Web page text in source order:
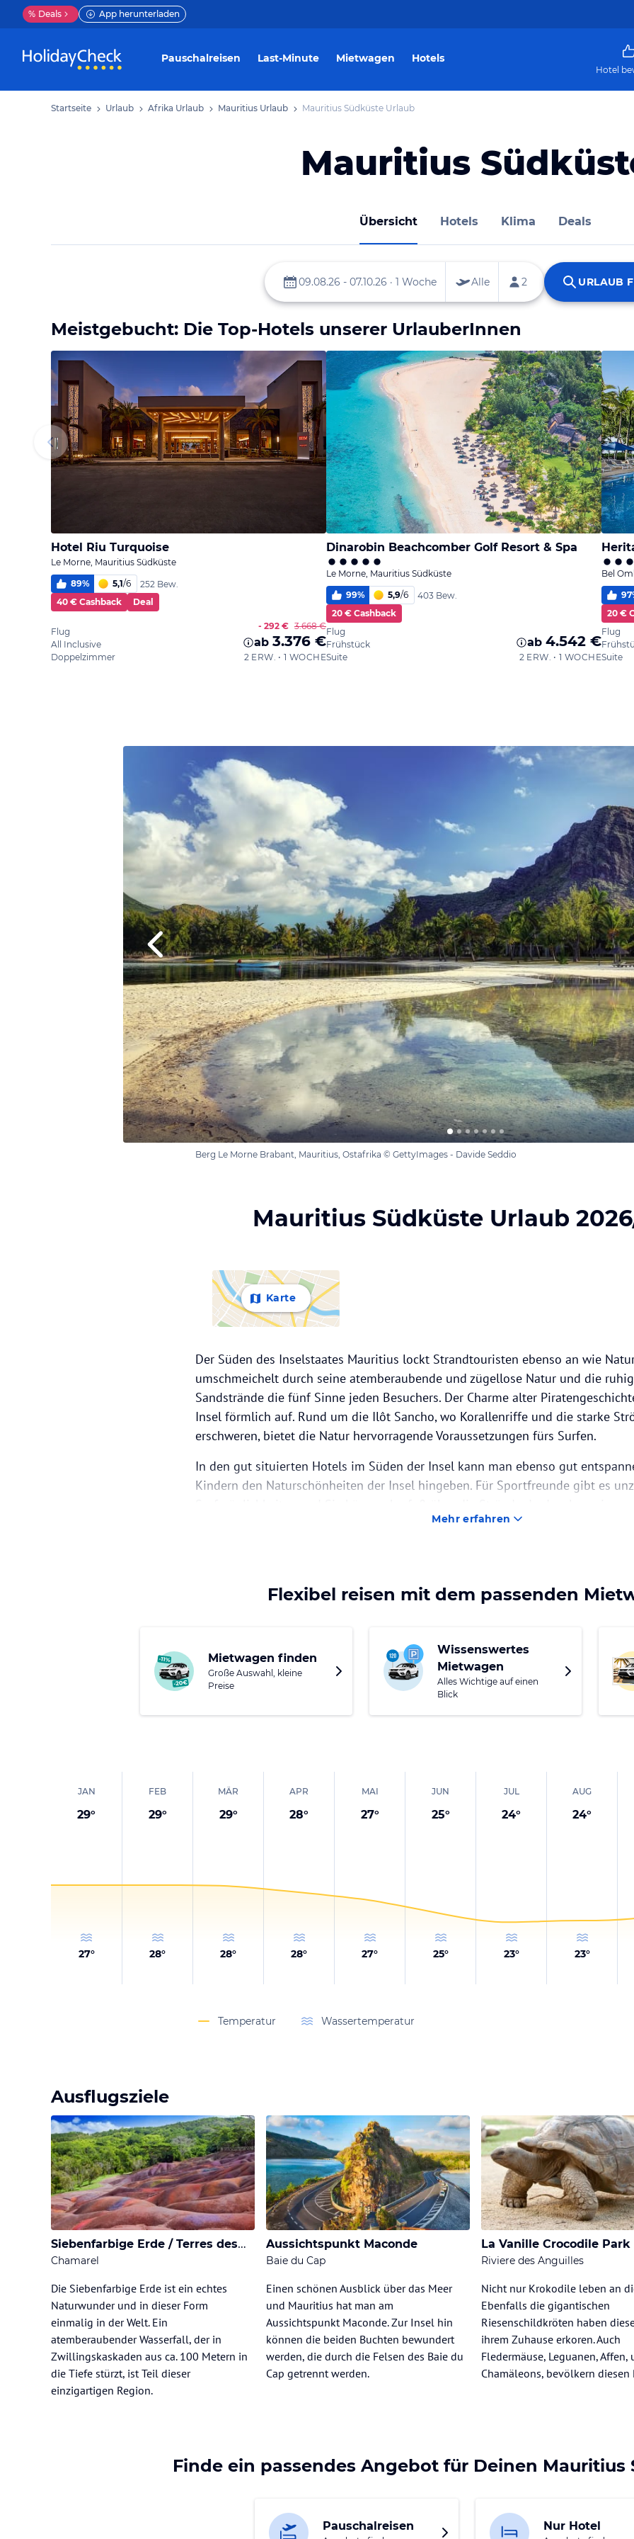
% Deals App herunterladen
Pauschalreisen Last-Minute Mietwagen Hotels
Hotel
Startseite Urlaub Afrika Urlaub Mauritius Urlaub Mauritius Südküste Urlaub
Mauritius
Übersicht Hotels Klima Deals
Meistgebucht: Die Top-Hotels unserer UrlauberInnen
Hotel Riu Turquoise
Le Morne, Mauritius Südküste
89% 5,1/6
252 Bew.
40 € Cashback
Deal
Flug
All Inclusive
Doppelzimmer
- 292 € 3.668 €
ab 3.376 €
2 ERW. • 1 WOCHE
Dinarobin Beachcomber Golf Resort & Spa
Le Morne, Mauritius Südküste
99% 5,9/6
403 Bew.
20 € Cashback
Flug
Frühstück
Suite
ab 4.542 €
2 ERW. • 1 WOCHE
Bel
97
20 €
Flug
Suite
Berg Le Morne Brabant, Mauritius, Ostafrika © GettyImages - Davide Seddio
Mauritius Südküste Urlaub
Karte
Der Süden des Inselstaates Mauritius lockt Strandtouristen ebenso an wie
umschmeichelt durch seine atemberaubende und zügellose Natur und die
Sandstrände die fünf Sinne jeden Besuchers. Der Charme alter
Insel förmlich auf. Rund um die Ilôt Sancho, wo Korallenriffe und die starke
erschweren, bietet die Natur hervorragende Voraussetzungen fürs Surfen.
In den gut situierten Hotels im Süden der Insel kann man ebenso gut
Kindern den Naturschönheiten der Insel hingeben. Für Sportfreunde gibt es
sanften Branden auf den Strand zusehen, während sich direkt neben dem
dort sowohl kulinarisch verwöhnen lassen als auch kulturell weiterbilden.
Mehr erfahren
Flexibel reisen mit dem passenden
Mietwagen finden
Große Auswahl, kleine
Preise
Wissenswertes
Mietwagen
Alles Wichtige auf einen
Blick
JAN
29°
27°
FEB
29°
28°
MÄR
29°
28°
APR
28°
28°
MAI
27°
27°
JUN
25°
25°
JUL
24°
23°
AUG
24°
23°
Temperatur Wassertemperatur
Ausflugsziele
Siebenfarbige Erde / Terres des Sept Couleurs / Seven Coloured Earths
Chamarel
Die Siebenfarbige Erde ist ein echtes
Naturwunder und in dieser Form
einmalig in der Welt. Ein
atemberaubender Wasserfall, der in
Zwillingskaskaden aus ca. 100 Metern in
die Tiefe stürzt, ist Teil dieser
einzigartigen Region.
Aussichtspunkt Maconde
Baie du Cap
Einen schönen Ausblick über das Meer
und Mauritius hat man am
Aussichtspunkt Maconde. Zur Insel hin
können die beiden Buchten bewundert
werden, die durch die Felsen des Baie du
Cap getrennt werden.
La Vanille Crocodile Park
Riviere des Anguilles
Nicht nur Krokodile leben an
Ebenfalls die gigantischen
Riesenschildkröten haben
ihrem Zuhause erkoren. Auch
Fledermäuse, Leguanen, Affen,
Chamäleons, bevölkern diesen
Finde ein passendes Angebot für Deinen Mauritius
Pauschalreisen Nur Hotel